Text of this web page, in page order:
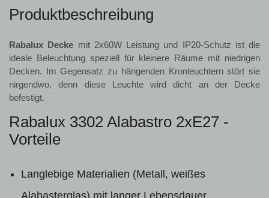
Produktbeschreibung
Rabalux Decke mit 2x60W Leistung und IP20-Schutz ist die
ideale Beleuchtung speziell für kleinere Räume mit niedrigen
Decken. Im Gegensatz zu hängenden Kronleuchtern stört sie
nirgendwo, denn diese Leuchte wird dicht an der Decke
befestigt.
Rabalux 3302 Alabastro 2xE27 -
Vorteile
Langlebige Materialien (Metall, weißes
Alabasterglas) mit langer Lebensdauer